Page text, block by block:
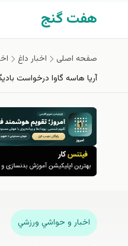
رفتن به محتوای اصلی
هفت گنج
صفحه اصلی اخبار داغ
آريا هاسه گاوا درخواست
اخبار و حواشي ورزشي